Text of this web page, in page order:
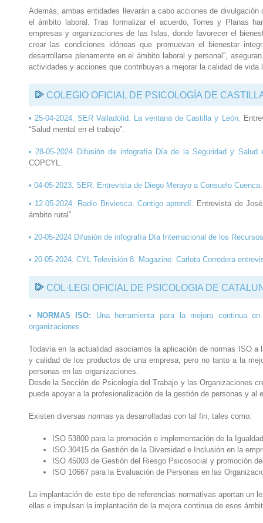
Además, ambas entidades llevarán a cabo acciones de
el ámbito laboral. Tras formalizar el acuerdo, Torres y Planas
empresas y organizaciones de las Islas, donde favorecer el
crear las condiciones idóneas que promuevan el bienestar
desarrollarse plenamente en el ámbito laboral y personal”,
actividades y acciones que contribuyan a mejorar la calidad de
COLEGIO OFICIAL DE PSICOLOGÍA DE
•25-04-2024. SER Valladolid. La ventana de Castilla y León.
“Salud mental en el trabajo”.
• 28-05-2024 Difusión de infografía Día de la Seguridad y
COPCYL.
• 04-05-2023. SER. Entrevista de Diego Merayo a Consuelo Cuenca.
• 12-05-2024. Radio Briviesca. Contigo aprendí. Entrevista de
ámbito rural”.
• 20-05-2024 Difusión de infografía Día Internacional de los
• 20-05-2024. CYL Televisión 8. Magazine. Carlota Corredera
COL·LEGI OFICIAL DE PSICOLOGIA DE
• NORMAS ISO: Una herramienta para la mejora continua
organizaciones
Todavía en la actualidad asociamos la aplicación de normas ISO a
y calidad de los productos de una empresa, pero no tanto a la
personas en las organizaciones.
Desde la Sección de Psicología del Trabajo y las Organizaciones
puede apoyar a la profesionalización de la gestión de personas y
Existen diversas normas ya desarrolladas con tal fin, tales como:
ISO 53800 para la promoción e implementación de la
ISO 30415 de Gestión de la Diversidad e Inclusión en la
ISO 45003 de Gestión del Riesgo Psicosocial y promoción
ISO 10667 para la Evaluación de Personas en las
La implantación de este tipo de referencias normativas aportan un
ellas e impulsan la implantación de la mejora continua de esos